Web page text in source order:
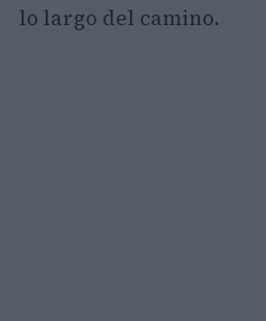
lo largo del camino.